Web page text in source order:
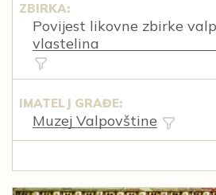
ZBIRKA:
Povijest likovne zbirke
vlastelina
IMATELJ GRAĐE:
Muzej Valpovštine